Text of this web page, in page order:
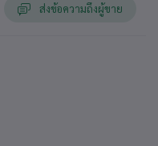
ส่งข้อความถึงผู้ขาย